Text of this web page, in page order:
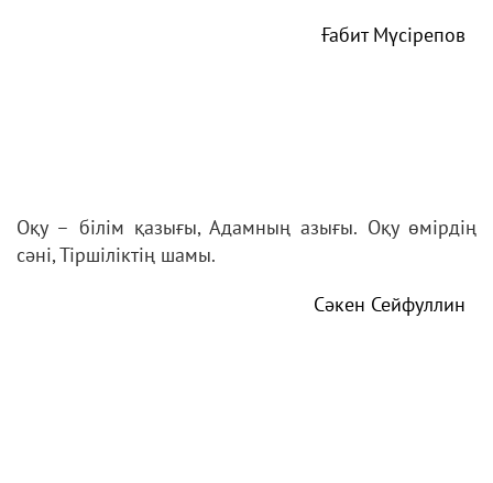
Ғабит Мүсірепов
Оқу – білім қазығы, Адамның азығы. Оқу өмірдің
сәні, Тіршіліктің шамы.
Сәкен Сейфуллин